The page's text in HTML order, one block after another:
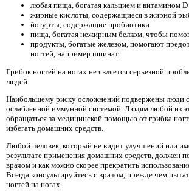
любая пища, богатая кальцием и витамином D
жирные кислоты, содержащиеся в жирной
йогурты, содержащие пробиотики
пища, богатая нежирным белком, чтобы
продукты, богатые железом, помогают
ногтей, например шпинат
Грибок ногтей на ногах не является серьезной
людей.
Наибольшему риску осложнений подвержены люди
ослабленной иммунной системой. Людям любой из
обращаться за медицинской помощью от грибка
избегать домашних средств.
Любой человек, который не видит улучшений или
результате применения домашних средств, должен
врачом и как можно скорее прекратить
Всегда консультируйтесь с врачом, прежде чем
ногтей на ногах.